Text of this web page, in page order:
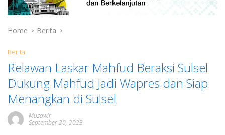
Home Berita
Berita
Relawan Laskar Mahfud Beraksi Sulsel
Dukung Mahfud Jadi Wapres dan Siap
Menangkan di Sulsel
Muzawir
September 20, 2023